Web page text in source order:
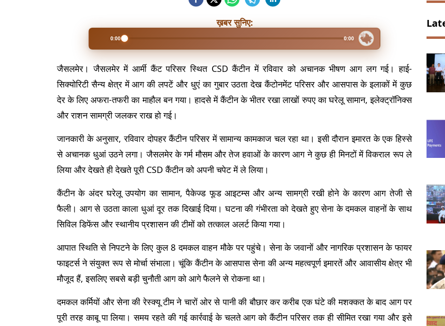
ख़बर सुनिए:
0:00 0:00
जैसलमेर। जैसलमेर में आर्मी कैंट परिसर स्थित CSD कैंटीन में रविवार को अचानक भीषण आग लग गई। हाई-
सिक्योरिटी सैन्य क्षेत्र में आग की लपटें और धुएं का गुबार उठता देख कैंटोनमेंट परिसर और आसपास के इलाकों में कुछ
देर के लिए अफरा-तफरी का माहौल बन गया। हादसे में कैंटीन के भीतर रखा लाखों रुपए का घरेलू सामान, इलेक्ट्रॉनिक्स
और राशन सामग्री जलकर राख हो गई।
जानकारी के अनुसार, रविवार दोपहर कैंटीन परिसर में सामान्य कामकाज चल रहा था। इसी दौरान इमारत के एक हिस्से
से अचानक धुआं उठने लगा। जैसलमेर के गर्म मौसम और तेज हवाओं के कारण आग ने कुछ ही मिनटों में विकराल रूप ले
लिया और देखते ही देखते पूरी CSD कैंटीन को अपनी चपेट में ले लिया।
कैंटीन के अंदर घरेलू उपयोग का सामान, पैकेज्ड फूड आइटम्स और अन्य सामग्री रखी होने के कारण आग तेजी से
फैली। आग से उठता काला धुआं दूर तक दिखाई दिया। घटना की गंभीरता को देखते हुए सेना के दमकल वाहनों के साथ
सिविल डिफेंस और स्थानीय प्रशासन की टीमों को तत्काल अलर्ट किया गया।
आपात स्थिति से निपटने के लिए कुल 8 दमकल वाहन मौके पर पहुंचे। सेना के जवानों और नागरिक प्रशासन के फायर
फाइटर्स ने संयुक्त रूप से मोर्चा संभाला। चूंकि कैंटीन के आसपास सेना की अन्य महत्वपूर्ण इमारतें और आवासीय क्षेत्र भी
मौजूद हैं, इसलिए सबसे बड़ी चुनौती आग को आगे फैलने से रोकना था।
दमकल कर्मियों और सेना की रेस्क्यू टीम ने चारों ओर से पानी की बौछार कर करीब एक घंटे की मशक्कत के बाद आग पर
पूरी तरह काबू पा लिया। समय रहते की गई कार्रवाई के चलते आग को कैंटीन परिसर तक ही सीमित रखा गया और इसे